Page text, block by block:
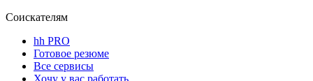
Соискателям
hh PRO
Готовое резюме
Все сервисы
Хочу у вас работать